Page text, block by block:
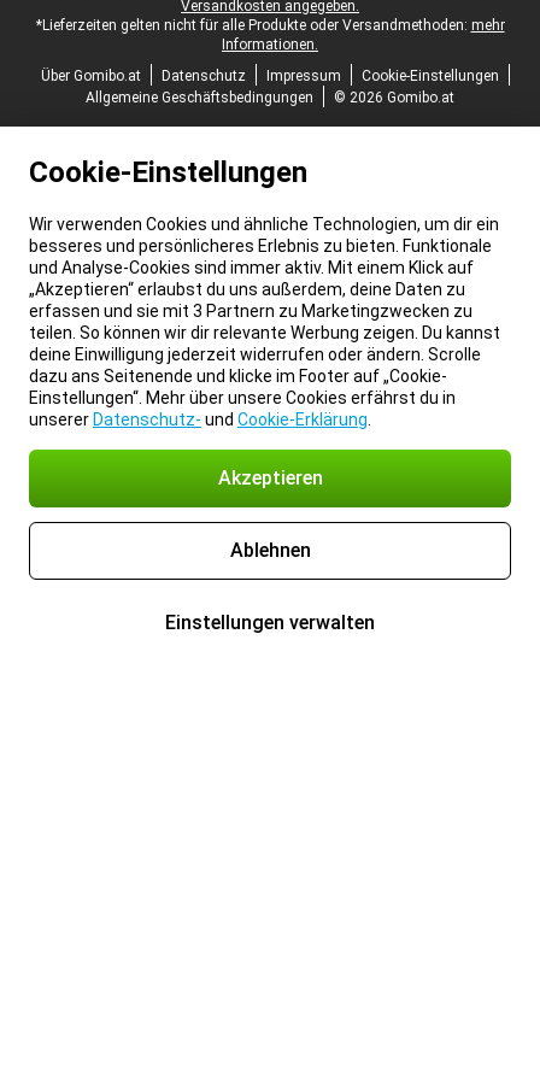
Versandkosten angegeben.
*Lieferzeiten gelten nicht für alle Produkte oder Versandmethoden: mehr
Informationen.
Über Gomibo.at
Datenschutz Impressum
Cookie-Einstellungen
Allgemeine Geschäftsbedingungen
© 2026 Gomibo.at
Cookie-Einstellungen
Wir verwenden Cookies und ähnliche Technologien, um dir ein
besseres und persönlicheres Erlebnis zu bieten. Funktionale
und Analyse-Cookies sind immer aktiv. Mit einem Klick auf
„Akzeptieren“ erlaubst du uns außerdem, deine Daten zu
erfassen und sie mit 3 Partnern zu Marketingzwecken zu
teilen. So können wir dir relevante Werbung zeigen. Du kannst
deine Einwilligung jederzeit widerrufen oder ändern. Scrolle
dazu ans Seitenende und klicke im Footer auf „Cookie-
Einstellungen“. Mehr über unsere Cookies erfährst du in
unserer Datenschutz- und Cookie-Erklärung
Akzeptieren
Ablehnen
Einstellungen verwalten